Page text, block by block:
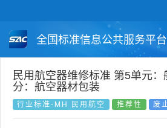
全国标准信息公共服务平台
国家标准 行业标准
团体标准 企业标准
民用航空器维修标准 第5单元
分：航空器材包装
行业标准-MH 民用航空 推荐性 废